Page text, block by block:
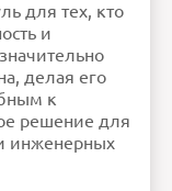
для тех, кто
и
делая его
к
решение для
инженерных